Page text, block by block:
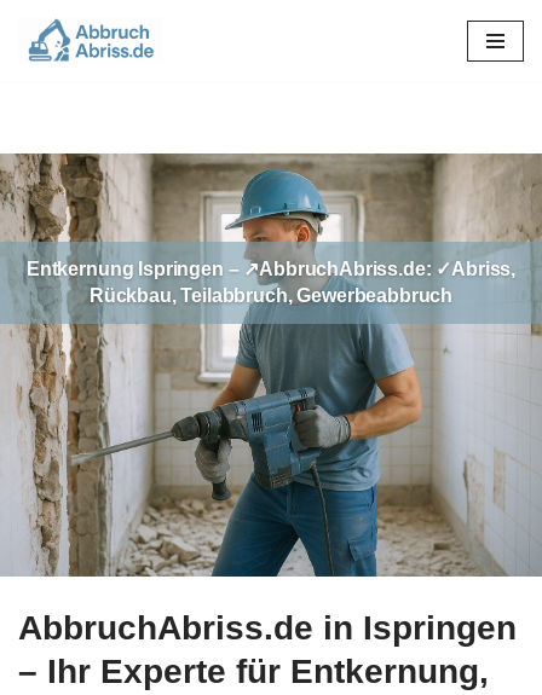
Zum
Entkernung Ispringen – ↗️AbbruchAbriss.de: ✓Abriss,
Rückbau, Teilabbruch, Gewerbeabbruch
AbbruchAbriss.de in Ispringen
– Ihr Experte für Entkernung,